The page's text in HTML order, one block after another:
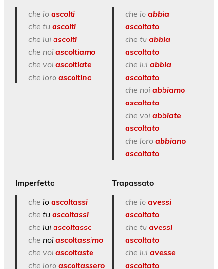
che io ascolti
che tu ascolti
che lui ascolti
che noi ascoltiamo
che voi ascoltiate
che loro ascoltino
che io abbia
ascoltato
che tu abbia
ascoltato
che lui abbia
ascoltato
che noi abbiamo
ascoltato
che voi abbiate
ascoltato
che loro abbiano
ascoltato
Imperfetto
che ioascoltassi
che tuascoltassi
che luiascoltasse
che noiascoltassimo
che voi ascoltaste
che loro ascoltassero
Trapassato
che io avessi
ascoltato
che tu avessi
ascoltato
che lui avesse
ascoltato